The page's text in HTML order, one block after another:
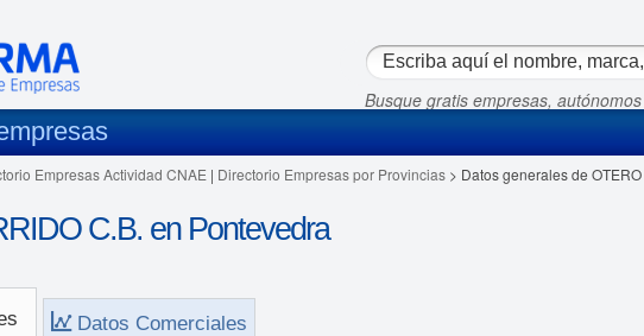
Busque gratis empresas,
Empresas Actividad CNAE | Directorio Empresas por Provincias> Datos generales de OTERO
C.B. en Pontevedra
Datos Comerciales